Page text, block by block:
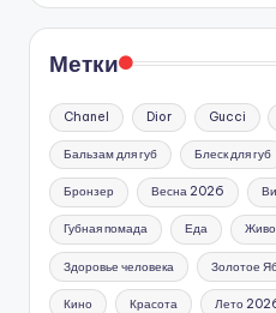
Метки
Chanel Dior Gucci
Бальзам для губ Блеск для губ
Бронзер Весна 2026
Губная помада Еда
Здоровье человека Золотое
Кино Красота Лето